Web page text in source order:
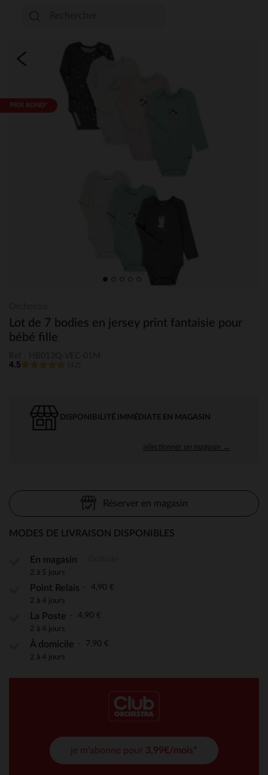
PRIX ROND*
Lot de 7 bodies en jersey print fantaisie pour
bébé fille
4.5
DISPONIBILITÉ IMMÉDIATE EN MAGASIN
sélectionner un magasin →
Réserver en magasin
MODES DE LIVRAISON DISPONIBLES
En magasin
2 à 5 jours
Point Relais 4,90 €
2 à 4 jours
La Poste 4,90 €
2 à 4 jours
À domicile 7,90 €
2 à 4 jours
je m'abonne pour 3,99€/mois*